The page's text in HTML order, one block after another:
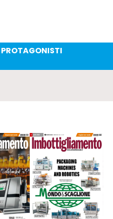
PROTAGONISTI